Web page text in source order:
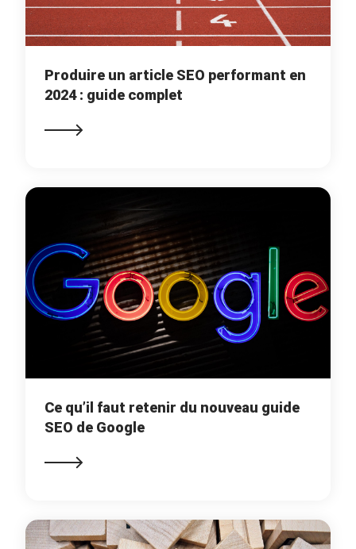
Produire un article SEO performant en
2024 : guide complet
Ce qu’il faut retenir du nouveau guide
SEO de Google